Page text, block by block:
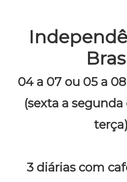
Pacotes
Galeria
04 a 07 ou 05 a
(sexta a
terça)
3 diárias com